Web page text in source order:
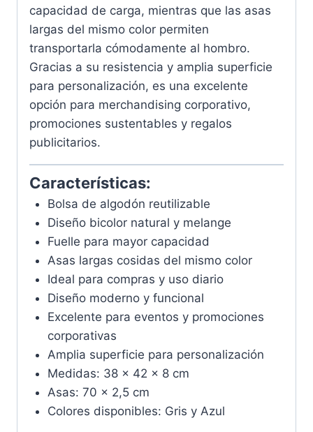
capacidad de carga, mientras que las asas
largas del mismo color permiten
transportarla cómodamente al hombro.
Gracias a su resistencia y amplia superficie
para personalización, es una excelente
opción para merchandising corporativo,
promociones sustentables y regalos
publicitarios.
Características:
Bolsa de algodón reutilizable
Diseño bicolor natural y melange
Fuelle para mayor capacidad
Asas largas cosidas del mismo color
Ideal para compras y uso diario
Diseño moderno y funcional
Excelente para eventos y promociones
corporativas
Amplia superficie para personalización
Medidas: 38 x 42 x 8 cm
Asas: 70 x 2,5 cm
Colores disponibles: Gris y Azul